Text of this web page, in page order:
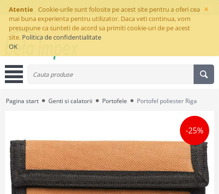
×
Atentie
Cookie-urile sunt folosite pe acest site pentru a oferi cea
mai buna experienta pentru utilizator. Daca veti continua, vom
presupune ca sunteti de acord sa primiti cookie-uri de pe acest
site. Politica de confidentialitate
OK
Pagina start Genti si calatorii Portofele Portofel poliester Riga
-25%